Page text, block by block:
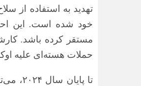
تهدید به استفاده از
خود شده است. این
مستقر کرده باشد.
حملات هسته‌ای علیه
تا پایان سال ۲۰۲۴،